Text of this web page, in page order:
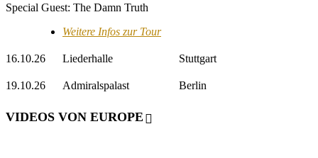
Special Guest: The Damn Truth
Weitere Infos zur Tour
16.10.26 Liederhalle Stuttgart
19.10.26 Admiralspalast Berlin
VIDEOS VON EUROPE